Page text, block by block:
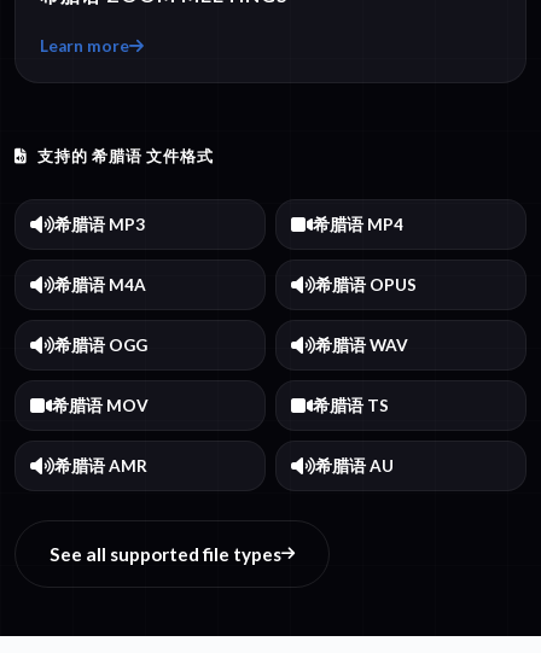
Learn more
支持的 希腊语 文件格式
希腊语 MP3 希腊语 MP4
希腊语 M4A 希腊语 OPUS
希腊语 OGG 希腊语 WAV
希腊语 MOV 希腊语 TS
希腊语 AMR 希腊语 AU
See all supported file types